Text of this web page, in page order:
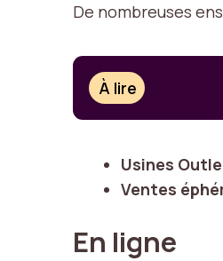
De nombreuses
À lire
Usines
Ventes
En ligne